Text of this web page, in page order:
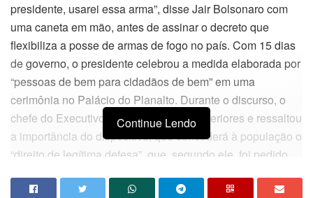
presidente, usarei essa arma”, disse Jair Bolsonaro com
uma caneta em mão, antes de assinar o decreto que
flexibiliza a posse de armas de fogo no país. Com 15 dias
de governo, o presidente celebrou a medida elaborada por
“pessoas de bem para cidadãos de bem” em uma
cerimônia no Palácio do Planalto. Durante o discurso, o
chefe do Executivo criticou governos anteriores e ressaltou
a importância do dispositivo, que concederá à população o
“direito de legítima defesa”, que, segundo ele, foi pedido
edição extra do
Diário Oficial da União
, tem efeito
Continue Lendo